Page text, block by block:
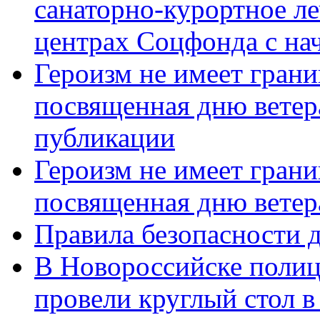
санаторно-курортное
центрах Соцфонда с
Героизм не имеет
посвященная дню
публикации
Героизм не имеет
посвященная дню
Правила безопасности
В Новороссийске
провели круглый стол